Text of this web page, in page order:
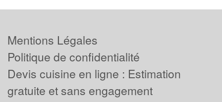
Mentions Légales
Politique de confidentialité
Devis cuisine en ligne : Estimation
gratuite et sans engagement